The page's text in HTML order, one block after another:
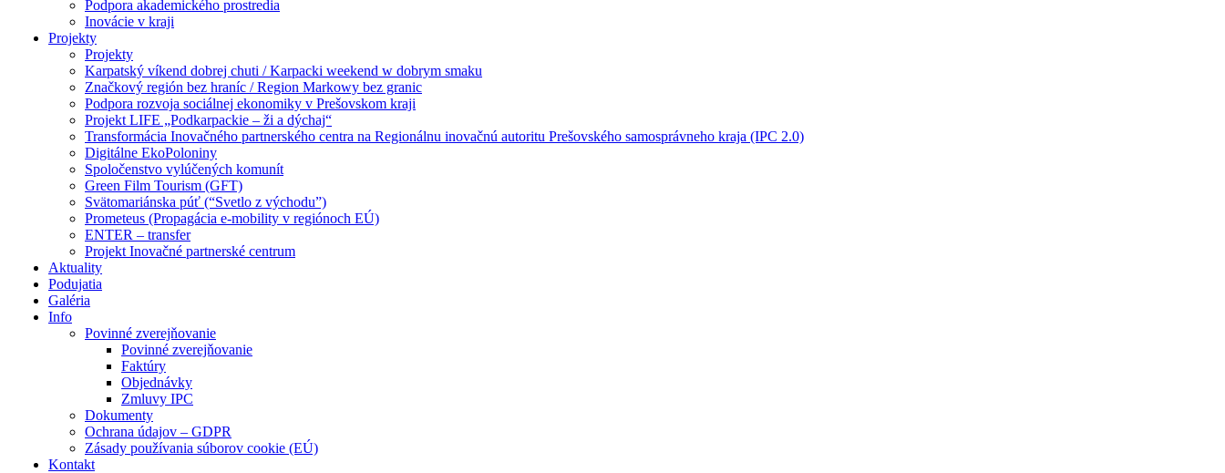
Podpora akademického prostredia
Inovácie v kraji
Projekty
Projekty
Karpatský víkend dobrej chuti / Karpacki weekend w dobrym smaku
Značkový región bez hraníc / Region Markowy bez granic
Podpora rozvoja sociálnej ekonomiky v Prešovskom kraji
Projekt LIFE „Podkarpackie – ži a dýchaj“
Transformácia Inovačného partnerského centra na Regionálnu inovačnú autoritu Prešovského samosprávneho kraja (IPC 2.0)
Digitálne EkoPoloniny
Spoločenstvo vylúčených komunít
Green Film Tourism (GFT)
Svätomariánska púť (“Svetlo z východu”)
Prometeus (Propagácia e-mobility v regiónoch EÚ)
ENTER – transfer
Projekt Inovačné partnerské centrum
Aktuality
Podujatia
Galéria
Info
Povinné zverejňovanie
Povinné zverejňovanie
Faktúry
Objednávky
Zmluvy IPC
Dokumenty
Ochrana údajov – GDPR
Zásady používania súborov cookie (EÚ)
Kontakt